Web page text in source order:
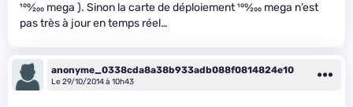
100⁄200 mega ). Sinon la carte de déploiement100⁄200 mega n’est
pas très à jour en temps réel…
anonyme_0338cda8a38b933adb088f0814824e10
Le 29/10/2014 à 10h43